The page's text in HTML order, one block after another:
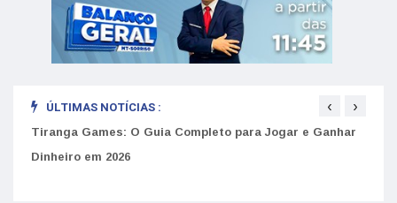
ÚLTIMAS NOTÍCIAS :
Tiranga Games: O Guia Completo para Jogar e Ganhar
Dinheiro em 2026
‹ ›